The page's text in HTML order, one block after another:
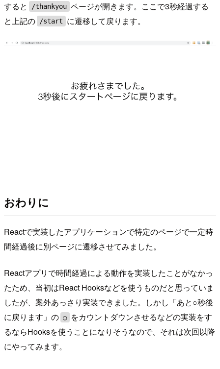
すると /thankyou ページが開きます。ここで3秒経過する
と上記の
/start に遷移して戻ります。
おわりに
Reactで実装したアプリケーションで特定のページで一定時
間経過後に別ページに遷移させてみました。
Reactアプリで時間経過による動作を実装したことがなかっ
たため、当初はReact Hooksなどを使うものだと思っていま
したが、案外あっさり実装できました。しかし「あと○秒後
に戻ります」の ○
をカウントダウンさせるなどの実装をす
るならHooksを使うことになりそうなので、それは次回以降
にやってみます。